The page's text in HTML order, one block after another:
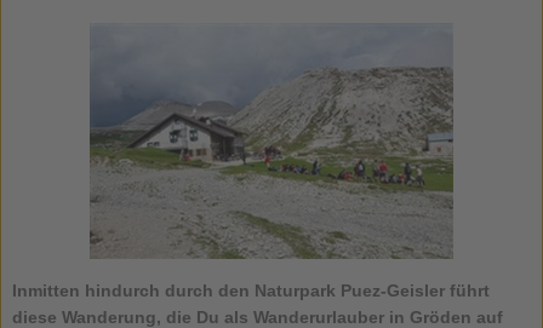
Inmitten hindurch durch den Naturpark Puez-Geisler führt
diese Wanderung, die Du als Wanderurlauber in Gröden auf